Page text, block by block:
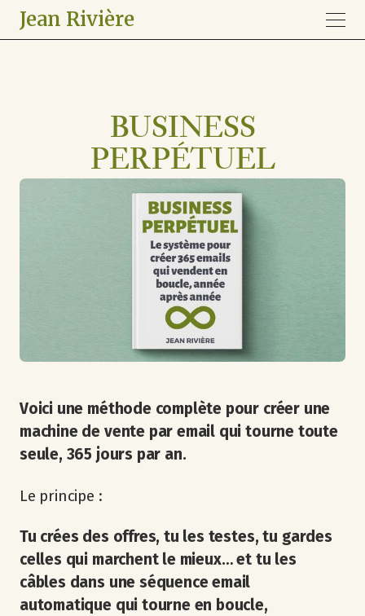
Jean Rivière
BUSINESS
PERPÉTUEL
Voici une méthode complète pour créer une
machine de vente par email qui tourne toute
seule, 365 jours par an.
Le principe :
Tu crées des offres, tu les testes, tu gardes
celles qui marchent le mieux… et tu les
câbles dans une séquence email
automatique qui tourne en boucle,